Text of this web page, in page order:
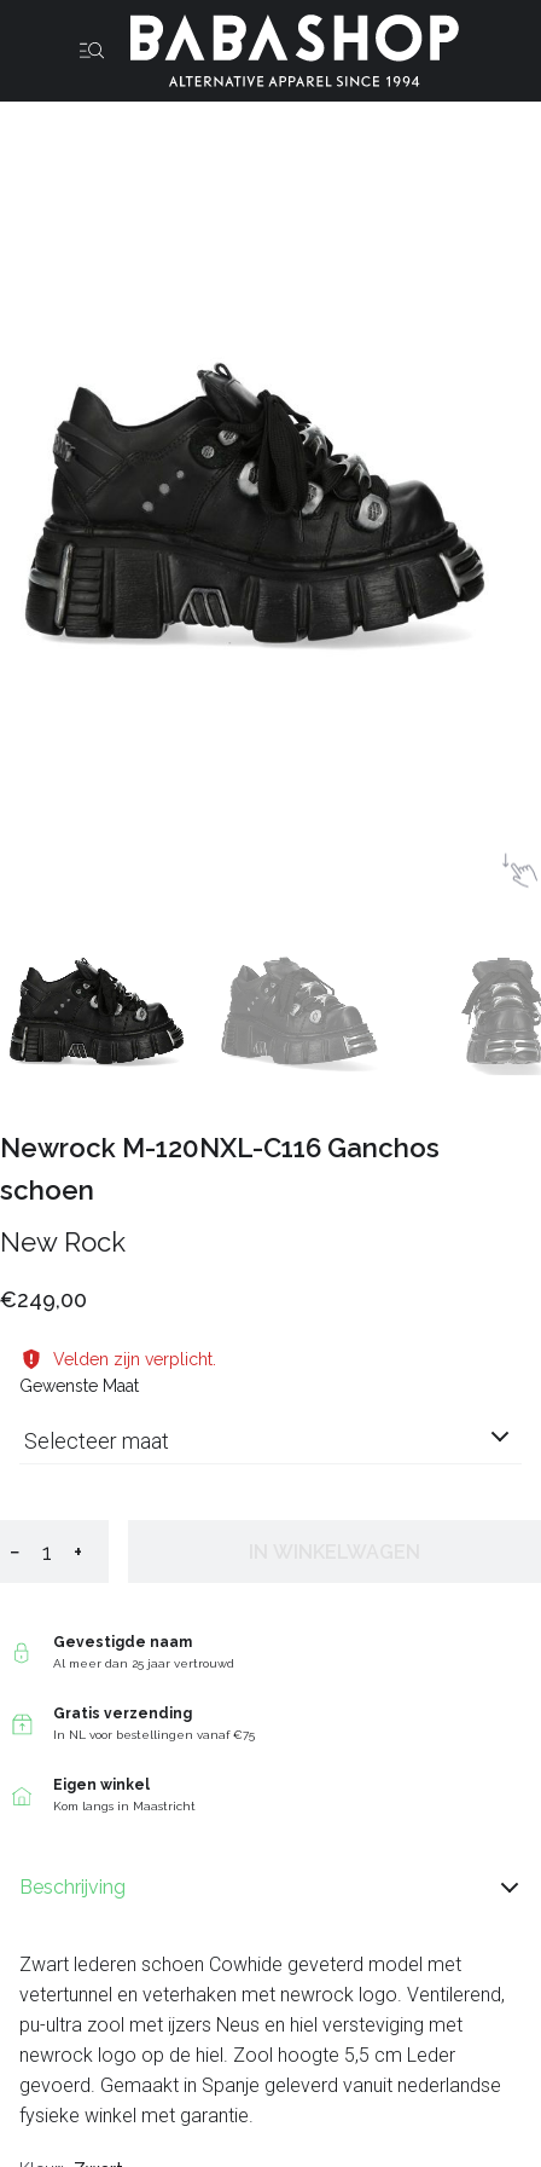
Newrock M-120NXL-C116 Ganchos
schoen
New Rock
€249,00
Velden zijn verplicht.
Gewenste Maat
Selecteer maat
− +
Gevestigde naam
Al meer dan 25 jaar vertrouwd
Gratis verzending
In NL voor bestellingen vanaf €75
Eigen winkel
Kom langs in Maastricht
Beschrijving
Zwart lederen schoen Cowhide geveterd model met
vetertunnel en veterhaken met newrock logo. Ventilerend,
pu-ultra zool met ijzers Neus en hiel versteviging met
newrock logo op de hiel. Zool hoogte 5,5 cm Leder
gevoerd. Gemaakt in Spanje geleverd vanuit nederlandse
fysieke winkel met garantie.